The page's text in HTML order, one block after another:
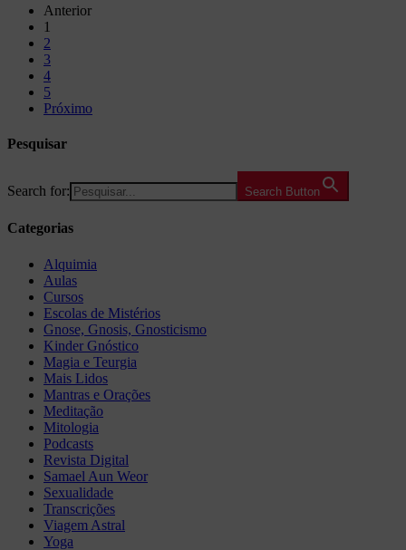
Anterior
1
2
3
4
5
Próximo
Pesquisar
Search for: Search Button
Categorias
Alquimia
Aulas
Cursos
Escolas de Mistérios
Gnose, Gnosis, Gnosticismo
Kinder Gnóstico
Magia e Teurgia
Mais Lidos
Mantras e Orações
Meditação
Mitologia
Podcasts
Revista Digital
Samael Aun Weor
Sexualidade
Transcrições
Viagem Astral
Yoga